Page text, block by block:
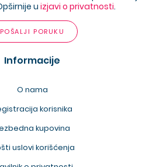
u izjavi o privatnosti.
POŠALJI PORUKU
Informacije
O nama
korisnika
kupovina
uslovi korišćenja